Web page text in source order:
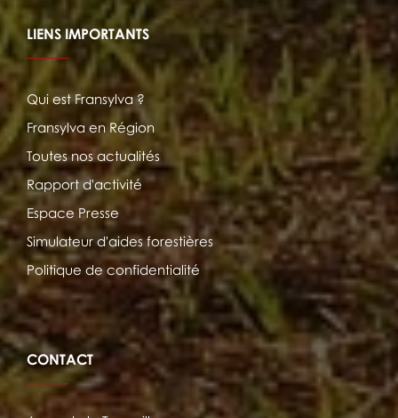
LIENS IMPORTANTS
Qui est Fransylva ?
Fransylva en Région
Toutes nos actualités
Rapport d'activité
Espace Presse
Simulateur d'aides forestières
Politique de confidentialité
CONTACT